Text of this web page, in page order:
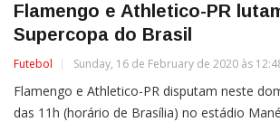
Flamengo e Athletico-PR
Supercopa do Brasil
Futebol Sunday, 16 de February de 2020 às
Flamengo e Athletico-PR disputam neste
das 11h (horário de Brasília) no estádio